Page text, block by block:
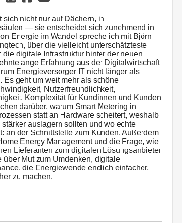
nicht nur auf Dächern, in
— sie entscheidet sich zunehmend in
Energie im Wandel spreche ich mit Björn
über die vielleicht unterschätzteste
digitale Infrastruktur hinter der neuen
Erfahrung aus der Digitalwirtschaft
Energieversorger IT nicht länger als
Es geht um weit mehr als schöne
Nutzerfreundlichkeit,
Komplexität für Kundinnen und Kunden
darüber, warum Smart Metering in
statt an Hardware scheitert, weshalb
auslagern sollten und wo echte
an der Schnittstelle zum Kunden. Außerdem
Energy Management und die Frage, wie
Lieferanten zum digitalen Lösungsanbieter
Mut zum Umdenken, digitale
die Energiewende endlich einfacher,
zu machen.